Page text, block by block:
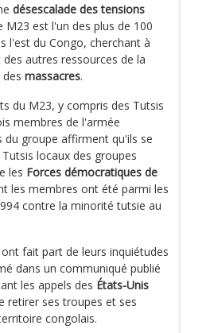
désescalade des tensions
est l'un des plus de 100
l'est du Congo, cherchant à
autres ressources de la
massacres.
du M23, y compris des Tutsis
membres de l'armée
du groupe affirment qu'ils se
locaux des groupes
les Forces démocratiques de
les membres ont été parmi les
contre la minorité tutsie au
fait part de leurs inquiétudes
dans un communiqué publié
les appels des États-Unis
retirer ses troupes et ses
congolais.